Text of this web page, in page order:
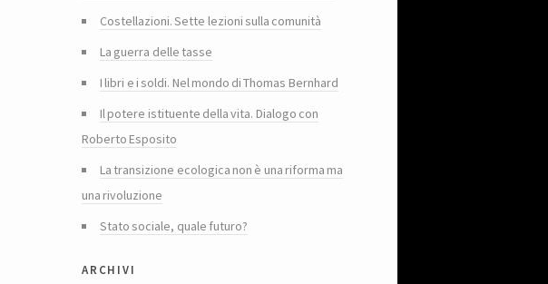
Costellazioni. Sette lezioni sulla comunità
La guerra delle tasse
I libri e i soldi. Nel mondo di Thomas Bernhard
Il potere istituente della vita. Dialogo con
Roberto Esposito
La transizione ecologica non è una riforma ma
una rivoluzione
Stato sociale, quale futuro?
archivi